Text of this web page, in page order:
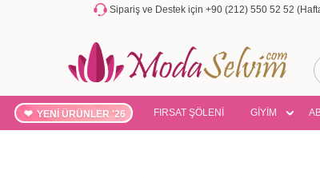
Sipariş ve Destek için +90 (212) 550 52 52
YENİ ÜRÜNLER '26 FIRSAT ŞÖLENİ GİYİM